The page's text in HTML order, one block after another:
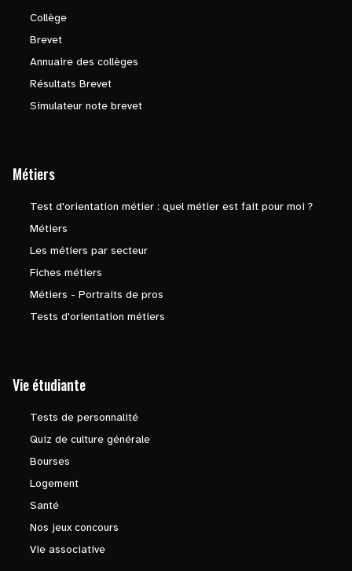
Collège
Brevet
Annuaire des collèges
Résultats Brevet
Simulateur note brevet
Métiers
Test d'orientation métier : quel métier est fait pour moi ?
Métiers
Les métiers par secteur
Fiches métiers
Métiers - Portraits de pros
Tests d'orientation métiers
Vie étudiante
Tests de personnalité
Quiz de culture générale
Bourses
Logement
Santé
Nos jeux concours
Vie associative